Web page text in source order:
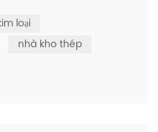
các nhà phát triển thương
dài và tốc độ xây dựng
loại
nhà kho thép